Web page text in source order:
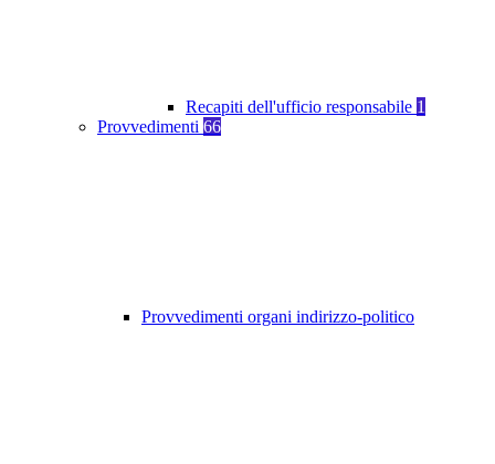
Recapiti dell'ufficio responsabile 1
Provvedimenti 66
Provvedimenti organi indirizzo-politico